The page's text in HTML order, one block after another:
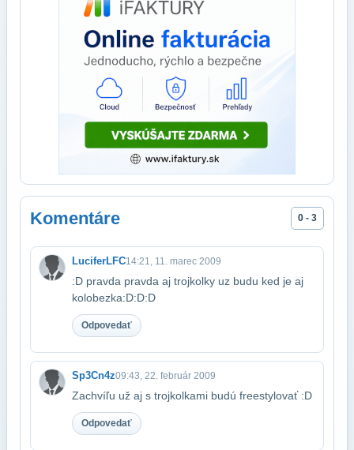
Komentáre 0 - 3
LuciferLFC14:21, 11. marec 2009
:D pravda pravda aj trojkolky uz budu ked je aj
kolobezka:D:D:D
Odpovedať
Sp3Cn4z09:43, 22. február 2009
Zachvíľu už aj s trojkolkami budú freestylovať :D
Odpovedať